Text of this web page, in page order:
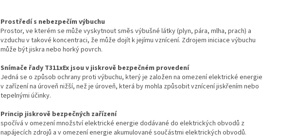
Prostředí s nebezpečím výbuchu
Prostor, ve kterém se může vyskytnout směs výbušné látky (plyn, pára, mlha, prach) a
vzduchu v takové koncentraci, že může dojít k jejímu vznícení. Zdrojem iniciace výbuchu
může být jiskra nebo horký povrch.
Snímače řady T311xEx jsou v jiskrově bezpečném provedení
Jedná se o způsob ochrany proti výbuchu, který je založen na omezení elektrické energie
v zařízení na úroveň nižší, než je úroveň, která by mohla způsobit vznícení jiskřením nebo
tepelnými účinky.
Princip jiskrově bezpečných zařízení
spočívá v omezení množství elektrické energie dodávané do elektrických obvodů z
napájecích zdrojů a v omezení energie akumulované součástmi elektrických obvodů.